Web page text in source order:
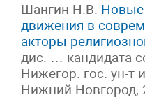
Шангин Н.В. Новые
движения в
акторы
дис. … кандидата
Нижегор. гос. ун-т
Нижний Новгород,